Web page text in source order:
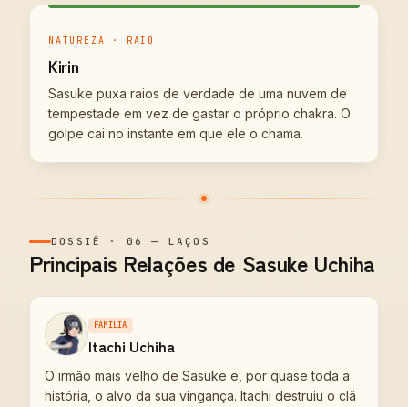
NATUREZA · RAIO
Kirin
Sasuke puxa raios de verdade de uma nuvem de
tempestade em vez de gastar o próprio chakra. O
golpe cai no instante em que ele o chama.
DOSSIÊ · 06 — LAÇOS
Principais Relações de Sasuke Uchiha
FAMÍLIA
Itachi Uchiha
O irmão mais velho de Sasuke e, por quase toda a
história, o alvo da sua vingança. Itachi destruiu o clã